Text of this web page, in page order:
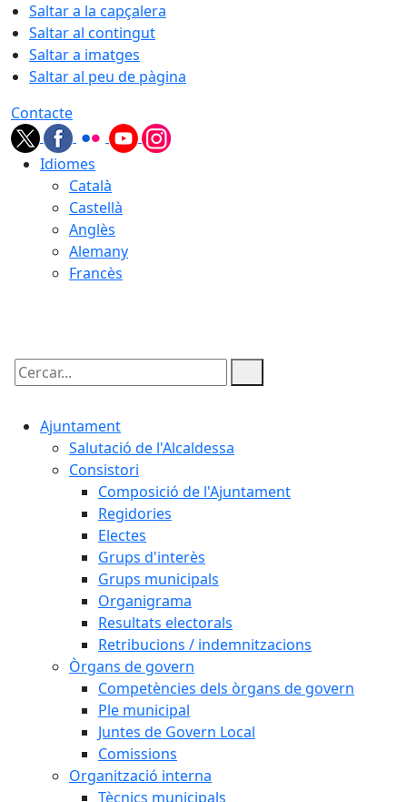
Saltar a la capçalera
Saltar al contingut
Saltar a imatges
Saltar al peu de pàgina
Contacte
Idiomes
Català
Castellà
Anglès
Alemany
Francès
Cercar:
Ajuntament
Salutació de l'Alcaldessa
Consistori
Composició de l'Ajuntament
Regidories
Electes
Grups d'interès
Grups municipals
Organigrama
Resultats electorals
Retribucions / indemnitzacions
Òrgans de govern
Competències dels òrgans de govern
Ple municipal
Juntes de Govern Local
Comissions
Organització interna
Tècnics municipals